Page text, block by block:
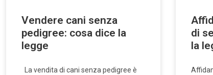
Vendere cani senza
pedigree: cosa dice la
legge
La vendita di cani senza pedigree è
di
la